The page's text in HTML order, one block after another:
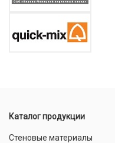
Каталог продукции
Стеновые материалы